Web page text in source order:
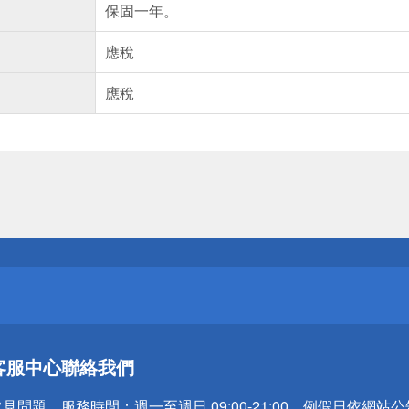
保固一年。
應稅
應稅
小心！
小心！
服中心聯絡我們